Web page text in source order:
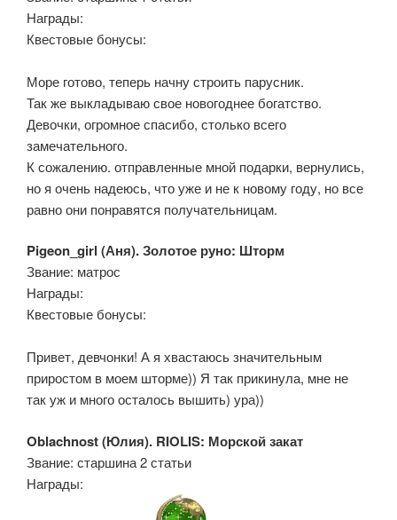
Награды:
Квестовые бонусы:
Море готово, теперь начну строить парусник.
Так же выкладываю свое новогоднее богатство.
Девочки, огромное спасибо, столько всего
замечательного.
К сожалению. отправленные мной подарки, вернулись,
но я очень надеюсь, что уже и не к новому году, но все
равно они понравятся получательницам.
Pigeon_girl (Аня). Золотое руно: Шторм
Звание: матрос
Награды:
Квестовые бонусы:
Привет, девчонки! А я хвастаюсь значительным
приростом в моем шторме)) Я так прикинула, мне не
так уж и много осталось вышить) ура))
Oblachnost (Юлия). RIOLIS: Морской закат
Звание: старшина 2 статьи
Награды: